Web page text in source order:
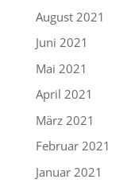
August 2021
Juni 2021
Mai 2021
April 2021
März 2021
Februar 2021
Januar 2021